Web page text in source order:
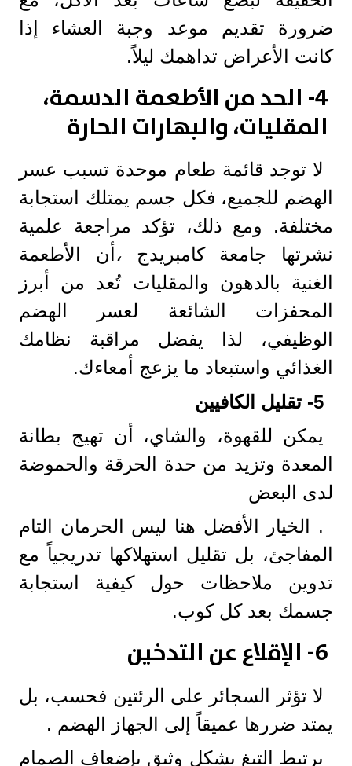
ضرورة تقديم موعد وجبة العشاء إذا
كانت الأعراض تداهمك ليلاً.
4- الحد من الأطعمة الدسمة،
المقليات، والبهارات الحارة
لا توجد قائمة طعام موحدة تسبب عسر
الهضم للجميع، فكل جسم يمتلك استجابة
مختلفة. ومع ذلك، تؤكد مراجعة علمية
نشرتها جامعة كامبريدج، أن الأطعمة
الغنية بالدهون والمقليات تُعد من أبرز
المحفزات الشائعة لعسر الهضم
الوظيفي، لذا يفضل مراقبة نظامك
الغذائي واستبعاد ما يزعج أمعاءك.
5- تقليل الكافيين
يمكن للقهوة، والشاي، أن تهيج بطانة
المعدة وتزيد من حدة الحرقة والحموضة
لدى البعض
. الخيار الأفضل هنا ليس الحرمان التام
المفاجئ، بل تقليل استهلاكها تدريجياً مع
تدوين ملاحظات حول كيفية استجابة
جسمك بعد كل كوب.
6- الإقلاع عن التدخين
لا تؤثر السجائر على الرئتين فحسب، بل
يمتد ضررها عميقاً إلى الجهاز الهضم .
يرتبط التبغ بشكل وثيق بإضعاف الصمام